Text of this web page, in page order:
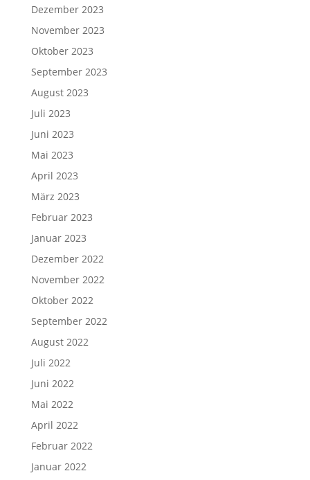
Dezember 2023
November 2023
Oktober 2023
September 2023
August 2023
Juli 2023
Juni 2023
Mai 2023
April 2023
März 2023
Februar 2023
Januar 2023
Dezember 2022
November 2022
Oktober 2022
September 2022
August 2022
Juli 2022
Juni 2022
Mai 2022
April 2022
Februar 2022
Januar 2022